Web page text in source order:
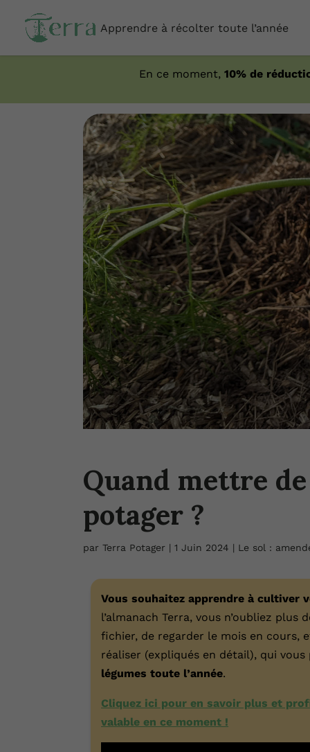
Apprendre à récolter toute l’année
En ce moment, 10% de
Quand mettre
potager ?
par Terra Potager | 1 Juin 2024 | Le sol :
Vous souhaitez apprendre à cultiver
l’almanach Terra, vous n’oubliez
fichier, de regarder le mois en cours,
réaliser (expliqués en détail), qui
légumes toute l’année.
Cliquez ici pour en savoir plus et
valable en ce moment !